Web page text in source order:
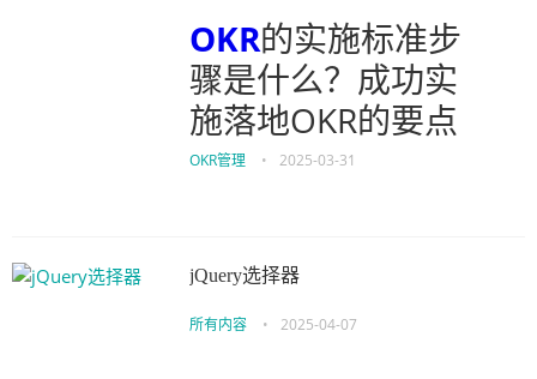
OKR的实施标准步
骤是什么？成功实
施落地OKR的要点
OKR管理 • 2025-03-31
jQuery选择器
所有内容 • 2025-04-07